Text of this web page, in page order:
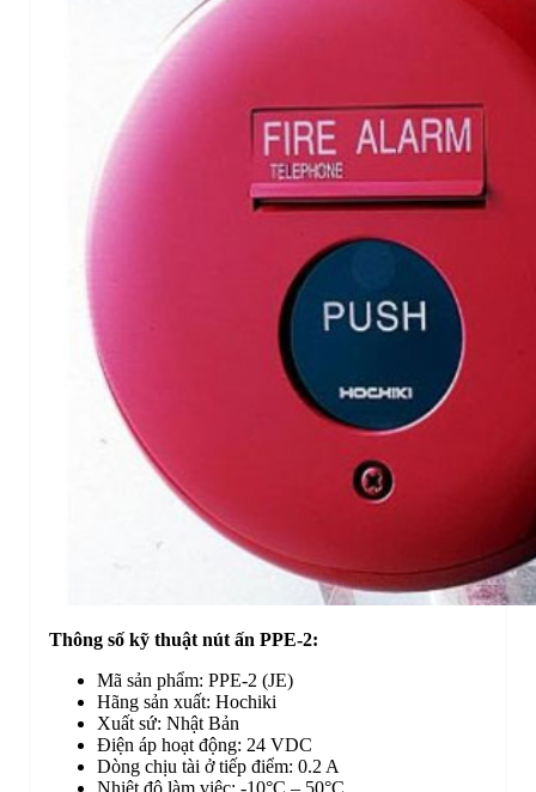
Thông số kỹ thuật nút ấn PPE-2:
Mã sản phẩm: PPE-2 (JE)
Hãng sản xuất: Hochiki
Xuất sứ: Nhật Bản
Điện áp hoạt động: 24 VDC
Dòng chịu tài ở tiếp điểm: 0.2 A
Nhiệt độ làm việc: -10°C – 50°C